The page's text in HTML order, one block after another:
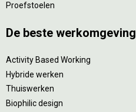
Proefstoelen
De beste werkomgeving
Activity Based Working
Hybride werken
Thuiswerken
Biophilic design